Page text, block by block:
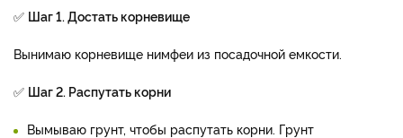
✅ Шаг 1. Достать корневище
Вынимаю корневище нимфеи из посадочной емкости.
✅ Шаг 2. Распутать корни
Вымываю грунт, чтобы распутать корни. Грунт